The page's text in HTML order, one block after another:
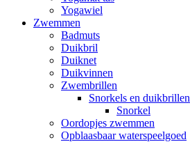
Yogawiel
Zwemmen
Badmuts
Duikbril
Duiknet
Duikvinnen
Zwembrillen
Snorkels en duikbrillen
Snorkel
Oordopjes zwemmen
Opblaasbaar waterspeelgoed